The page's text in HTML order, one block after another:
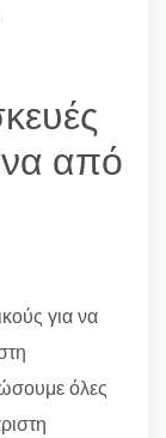
από
για να
όλες